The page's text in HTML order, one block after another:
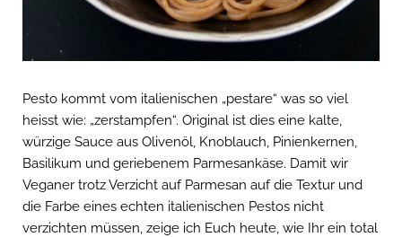
Pesto kommt vom italienischen „pestare“ was so viel
heisst wie: „zerstampfen“. Original ist dies eine kalte,
würzige Sauce aus Olivenöl, Knoblauch, Pinienkernen,
Basilikum und geriebenem Parmesankäse. Damit wir
Veganer trotz Verzicht auf Parmesan auf die Textur und
die Farbe eines echten italienischen Pestos nicht
verzichten müssen, zeige ich Euch heute, wie Ihr ein total